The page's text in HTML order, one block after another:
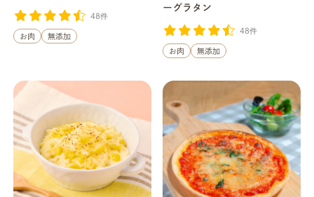
48件
お肉 無添加
ーグラタン
48件
お肉 無添加